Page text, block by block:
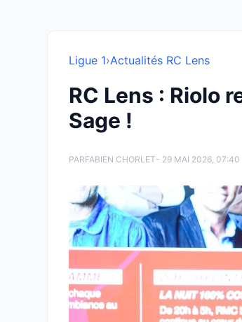
Ligue 1›Actualités RC Lens
RC Lens : Riolo
Sage !
PARFABIEN CHORLET- 29 MAI 2026, 07:40